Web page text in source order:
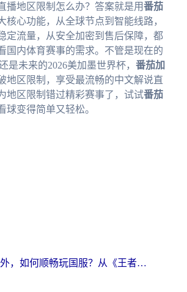
播地区限制怎么办？答案就是用番茄
核心功能，从全球节点到智能线路，
定流量，从安全加密到售后保障，都
国内体育赛事的需求。不管是现在的
是未来的2026美加墨世界杯， 番茄加
地区限制，享受最流畅的中文解说直
地区限制错过精彩赛事了，试试番茄
球变得简单又轻松。
人在海外，如何顺畅玩国服？从《王者荣耀》到《云图计划》的加速器终极指南